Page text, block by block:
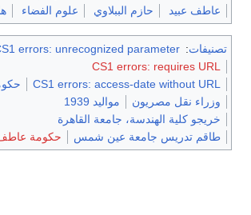
عاطف عبيد
حازم الببلاوي علوم الفضاء
تصنيفات:
errors: unrecognized parameter
CS1 errors: requires URL
CS1 errors: access-date without URL
وزراء نقل مصريون
مواليد 1939
خريجو كلية الهندسة، جامعة القاهرة
طاقم تدريس جامعة عين شمس
حكومة عاطف